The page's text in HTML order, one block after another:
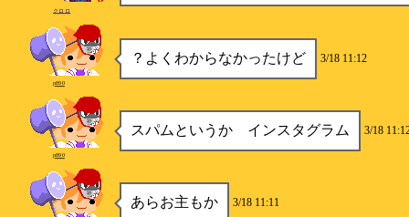
クロロ
？よくわからなかったけど 3/18 11:12
p890
スパムというか インスタグラム 3/18
p890
あらお主もか 3/18 11:11